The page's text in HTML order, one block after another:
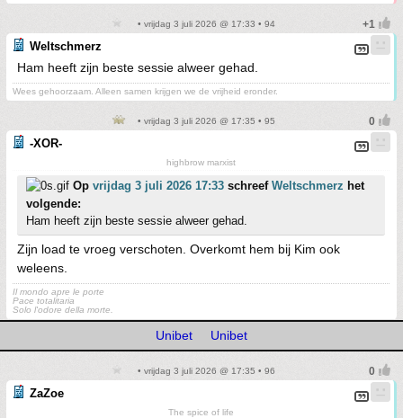
• vrijdag 3 juli 2026 @ 17:33 • 94
Weltschmerz
Ham heeft zijn beste sessie alweer gehad.
Wees gehoorzaam. Alleen samen krijgen we de vrijheid eronder.
• vrijdag 3 juli 2026 @ 17:35 • 95
-XOR-
highbrow marxist
Op vrijdag 3 juli 2026 17:33 schreef Weltschmerz het
volgende:
Ham heeft zijn beste sessie alweer gehad.
Zijn load te vroeg verschoten. Overkomt hem bij Kim ook
weleens.
Il mondo apre le porte
Pace totalitaria
Solo l'odore della morte.
Unibet Unibet
• vrijdag 3 juli 2026 @ 17:35 • 96
ZaZoe
The spice of life